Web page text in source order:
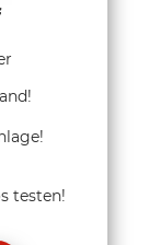
testen!